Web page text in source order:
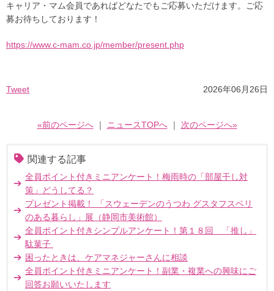
キャリア・マム会員であればどなたでもご応募いただけます。ご応
募お待ちしております！
https://www.c-mam.co.jp/member/present.php
Tweet 2026年06月26日
«前のページへ｜ ニュースTOPへ｜ 次のページへ»
関連する記事
全員ポイント付きミニアンケート！梅雨時の「部屋干し対
策」どうしてる？
プレゼント掲載！ 「スウェーデンのうつわ グスタフスベリ
のある暮らし」展（静岡市美術館）
全員ポイント付きシンプルアンケート！第１８回 「推し」
駄菓子
困ったときは、ケアマネジャーさんに相談
全員ポイント付きミニアンケート！副業・複業への興味にご
回答お願いいたします